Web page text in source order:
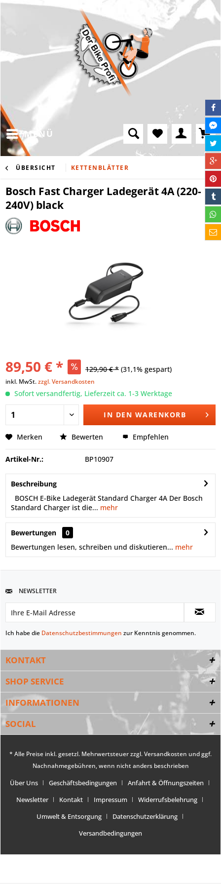
MENÜ
ÜBERSICHT KETTENBLÄTTER
Bosch Fast Charger Ladegerät 4A (220-
240V) black
89,50 € * 129,90 € * (31,1% gespart)
inkl. MwSt.zzgl. Versandkosten
Sofort versandfertig, Lieferzeit ca. 1-3 Werktage
IN DEN WARENKORB
Merken Bewerten Empfehlen
Artikel-Nr.: BP10907
Beschreibung
BOSCH E-Bike Ladegerät Standard Charger 4A Der Bosch
Standard Charger ist die... mehr
Bewertungen
0
Bewertungen lesen, schreiben und diskutieren... mehr
NEWSLETTER
Ich habe die Datenschutzbestimmungen zur Kenntnis genommen.
KONTAKT
SHOP SERVICE
INFORMATIONEN
SOCIAL
* Alle Preise inkl. gesetzl. Mehrwertsteuer zzgl.Versandkosten und ggf.
Nachnahmegebühren, wenn nicht anders beschrieben
Über Uns Geschäftsbedingungen
Anfahrt & Öffnungszeiten
Newsletter
Kontakt Impressum
Widerrufsbelehrung
Umwelt & Entsorgung
Datenschutzerklärung
Versandbedingungen